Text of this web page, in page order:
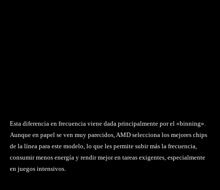
Esta diferencia en frecuencia viene dada principalmente por el «binning».
Aunque en papel se ven muy parecidos, AMD selecciona los mejores chips
de la línea para este modelo, lo que les permite subir más la frecuencia,
consumir menos energía y rendir mejor en tareas exigentes, especialmente
en juegos intensivos.